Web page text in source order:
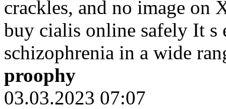
crackles, and no image on
buy cialis online safely It s
schizophrenia in a wide
proophy
03.03.2023 07:07